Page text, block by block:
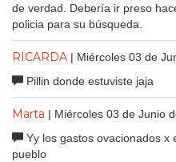
de verdad. Debería ir preso
policia para su búsqueda.
RICARDA | Miércoles 03 de
Pillin donde estuviste jaja
Marta | Miércoles 03 de Junio
Yy los gastos ovacionados x
pueblo